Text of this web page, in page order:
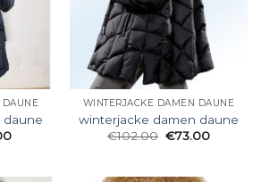
daune
WINTERJACKE DAMEN DAUNE
winterjacke damen daune
€102.00 €73.00